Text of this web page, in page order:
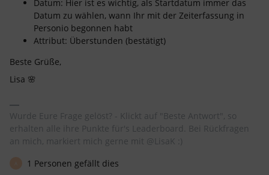
Datum: Hier ist es wichtig, als Startdatum immer das
Datum zu wählen, wann Ihr mit der Zeiterfassung in
Personio begonnen habt
Attribut: Überstunden (bestätigt)
Beste Grüße,
Lisa 🌸
Wurde Eure Frage gelöst? - Klickt auf "Beste Antwort", so
erhalten alle ihre Punkte für's Leaderboard. Bei Rückfragen
an mich, markiert mich gerne mit @LisaK :)
1 Personen gefällt dies